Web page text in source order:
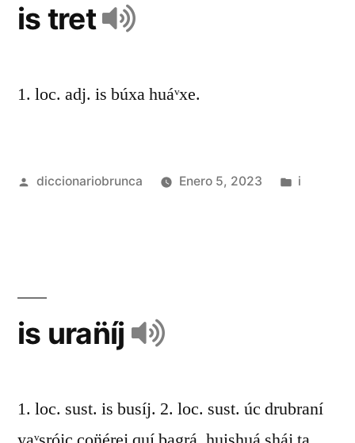
is tret
1. loc. adj. is búxa huáᵛxe.
diccionariobrunca Enero 5, 2023 i
is uran̈íj
1. loc. sust. is busíj. 2. loc. sust. úc drubraní